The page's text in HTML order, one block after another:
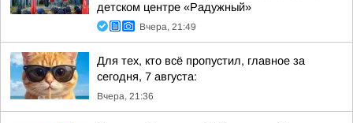
детском центре «Радужный»
Вчера, 21:49
Для тех, кто всё пропустил, главное за
сегодня, 7 августа:
Вчера, 21:36